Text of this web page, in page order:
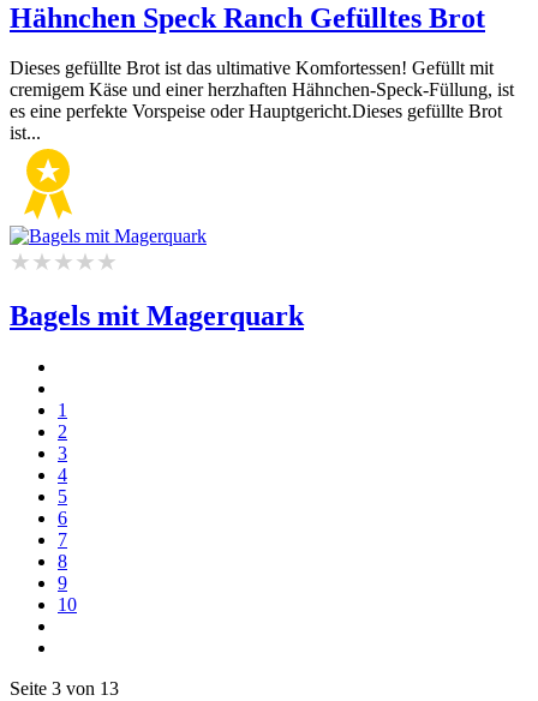
Hähnchen Speck Ranch Gefülltes Brot
Dieses gefüllte Brot ist das ultimative Komfortessen! Gefüllt mit
cremigem Käse und einer herzhaften Hähnchen-Speck-Füllung, ist
es eine perfekte Vorspeise oder Hauptgericht.Dieses gefüllte Brot
ist...
Bagels mit Magerquark
1
2
3
4
5
6
7
8
9
10
Seite 3 von 13